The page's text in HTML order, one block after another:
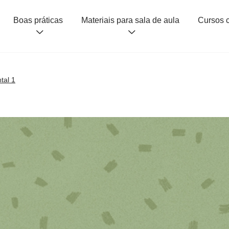
Boas práticas Materiais para sala de aula
1